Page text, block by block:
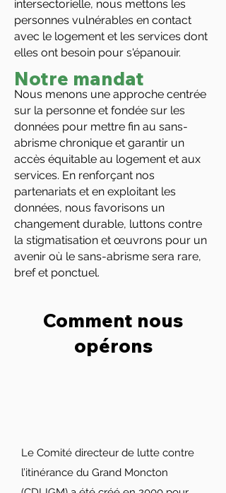
intersectorielle, nous mettons les
personnes vulnérables en contact
avec le logement et les services dont
elles ont besoin pour s'épanouir.
Notre mandat
Nous menons une approche centrée
sur la personne et fondée sur les
données pour mettre fin au sans-
abrisme chronique et garantir un
accès équitable au logement et aux
services. En renforçant nos
partenariats et en exploitant les
données, nous favorisons un
changement durable, luttons contre
la stigmatisation et œuvrons pour un
avenir où le sans-abrisme sera rare,
bref et ponctuel.
Comment nous
opérons
Le Comité directeur de lutte contre
l’itinérance du Grand Moncton